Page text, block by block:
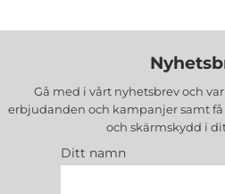
Gå med i vårt nyhetsbrev och
erbjudanden och kampanjer samt få
och skärmskydd i
Ditt namn